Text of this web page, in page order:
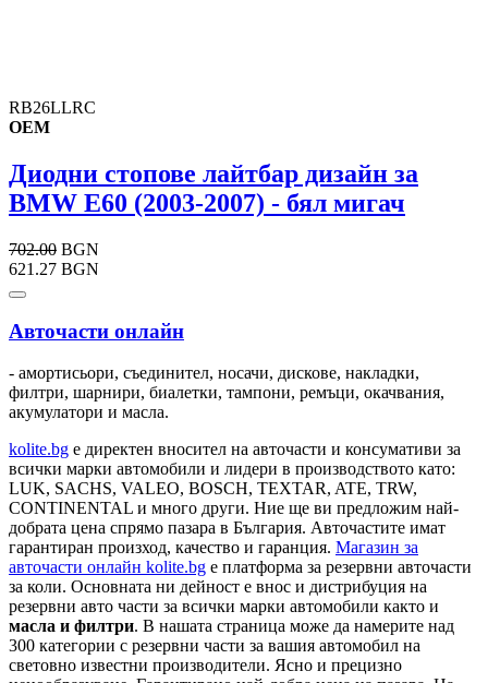
RB26LLRC
OEM
Диодни стопове лайтбар дизайн за
BMW E60 (2003-2007) - бял мигач
702.00 BGN
621.27 BGN
Авточасти онлайн
- амортисьори, съединител, носачи, дискове, накладки,
филтри, шарнири, биалетки, тампони, ремъци, окачвания,
акумулатори и масла.
kolite.bg e директен вносител на авточасти и консумативи за
всички марки автомобили и лидери в производството като:
LUK, SACHS, VALEO, BOSCH, TEXTAR, ATE, TRW,
CONTINENTAL и много други. Ние ще ви предложим най-
добрата цена спрямо пазара в България. Авточастите имат
гарантиран произход, качество и гаранция. Магазин за
авточасти онлайн kolite.bg е платформа за резервни авточасти
за коли. Основната ни дейност е внос и дистрибуция на
резервни авто части за всички марки автомобили както и
масла и филтри. В нашата страница може да намерите над
300 категории с резервни части за вашия автомобил на
световно известни производители. Ясно и прецизно